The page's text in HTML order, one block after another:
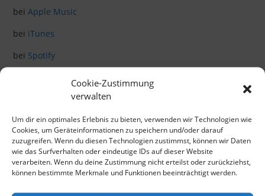
Cookie-Zustimmung
verwalten
Um dir ein optimales Erlebnis zu bieten, verwenden wir Technologien wie
Cookies, um Geräteinformationen zu speichern und/oder darauf
zuzugreifen. Wenn du diesen Technologien zustimmst, können wir Daten
wie das Surfverhalten oder eindeutige IDs auf dieser Website
verarbeiten. Wenn du deine Zustimmung nicht erteilst oder zurückziehst,
können bestimmte Merkmale und Funktionen beeinträchtigt werden.
beiApple Music
bei iTunes
bei Spotify
Klicke hier, um Marketing-Cookies zu
akzeptieren und diesen Inhalt zu aktivieren